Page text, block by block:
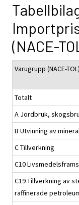
(NACE-
Varugrupp (NACE-TOL)
Totalt
A Jordbruk,
B Utvinning av
C Tillverkning
C10
C19 Tillverkning av
raffinerade